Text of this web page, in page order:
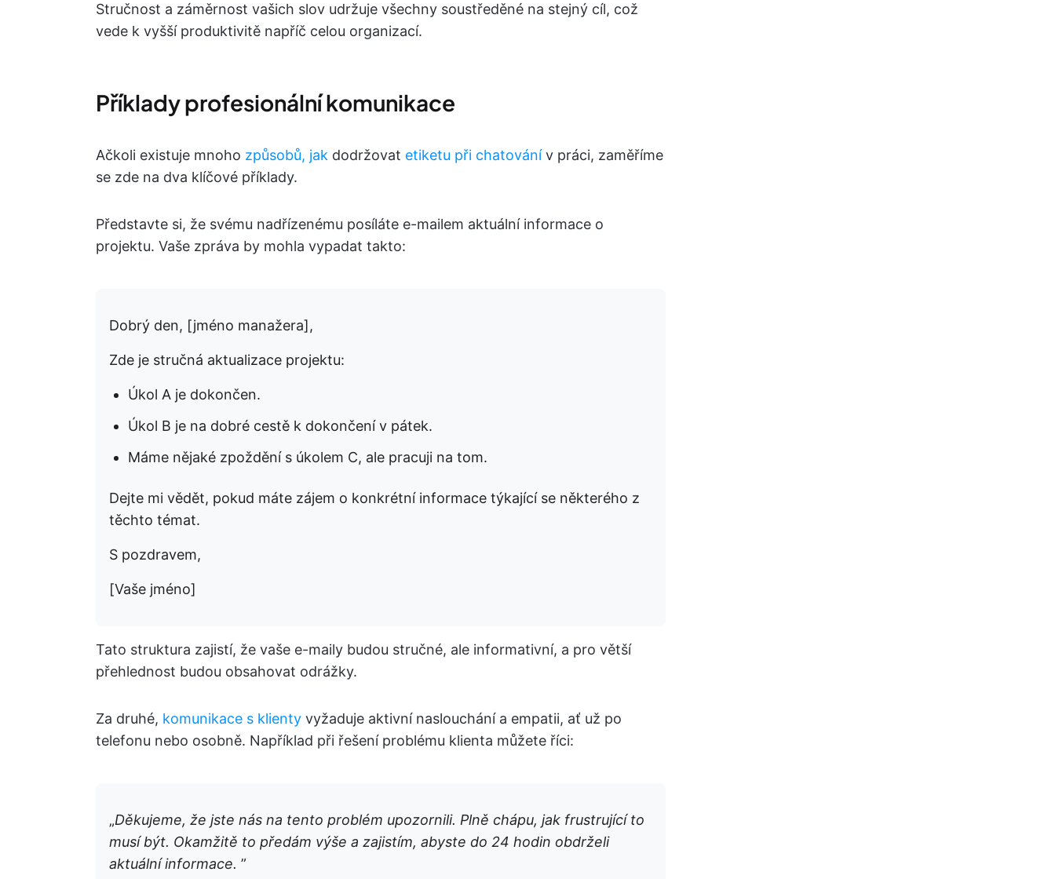
Stručnost a záměrnost vašich slov udržuje všechny soustředěné na stejný cíl, což
vede k vyšší produktivitě napříč celou organizací.
Příklady profesionální komunikace
Ačkoli existuje mnoho způsobů, jak dodržovat etiketu při chatovánív práci, zaměříme
se zde na dva klíčové příklady.
Představte si, že svému nadřízenému posíláte e-mailem aktuální informace o
projektu. Vaše zpráva by mohla vypadat takto:
Dobrý den, [jméno manažera],
Zde je stručná aktualizace projektu:
Úkol A je dokončen.
Úkol B je na dobré cestě k dokončení v pátek.
Máme nějaké zpoždění s úkolem C, ale pracuji na tom.
Dejte mi vědět, pokud máte zájem o konkrétní informace týkající se některého z
těchto témat.
S pozdravem,
[Vaše jméno]
Tato struktura zajistí, že vaše e-maily budou stručné, ale informativní, a pro větší
přehlednost budou obsahovat odrážky.
Za druhé, komunikace s klienty vyžaduje aktivní naslouchání a empatii, ať už po
telefonu nebo osobně. Například při řešení problému klienta můžete říci:
„Děkujeme, že jste nás na tento problém upozornili. Plně chápu, jak frustrující to
musí být. Okamžitě to předám výše a zajistím, abyste do 24 hodin obdrželi
aktuální informace. ”